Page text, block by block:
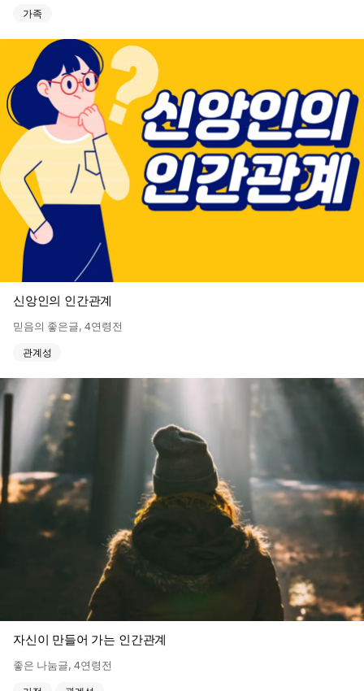
가족
신앙인의 인간관계
믿음의 좋은글,4연령전
관계성
자신이 만들어 가는 인간관계
좋은 나눔글,4연령전